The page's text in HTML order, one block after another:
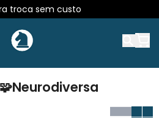
troca sem custo